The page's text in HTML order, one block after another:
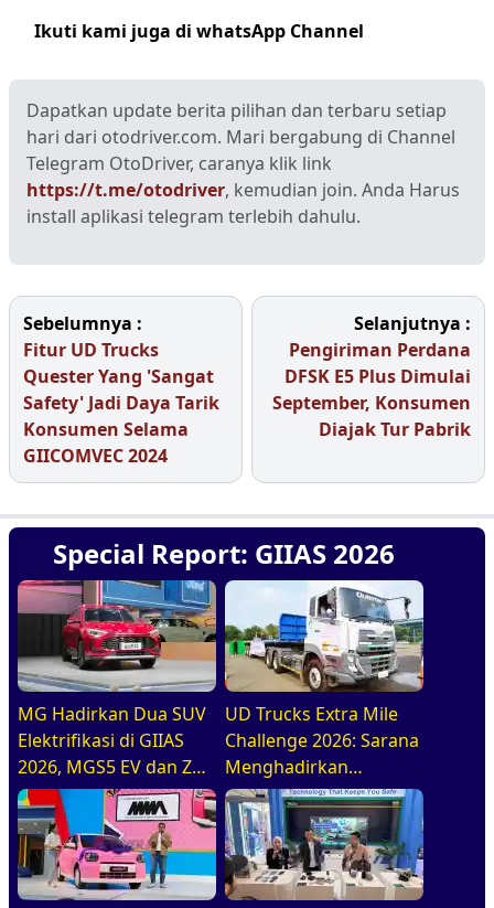
Ikuti kami juga di whatsApp Channel
Dapatkan update berita pilihan dan terbaru setiap
hari dari otodriver.com. Mari bergabung di Channel
Telegram OtoDriver, caranya klik link
https://t.me/otodriver, kemudian join. Anda Harus
install aplikasi telegram terlebih dahulu.
Sebelumnya :
Fitur UD Trucks
Quester Yang 'Sangat
Safety' Jadi Daya Tarik
Konsumen Selama
GIICOMVEC 2024
Selanjutnya :
Pengiriman Perdana
DFSK E5 Plus Dimulai
September, Konsumen
Diajak Tur Pabrik
Special Report: GIIAS 2026
MG Hadirkan Dua SUV
Elektrifikasi di GIIAS
2026, MGS5 EV dan ZS
Hybrid+
UD Trucks Extra Mile
Challenge 2026: Sarana
Menghadirkan
Pengemudi Truk Yang
Profesional